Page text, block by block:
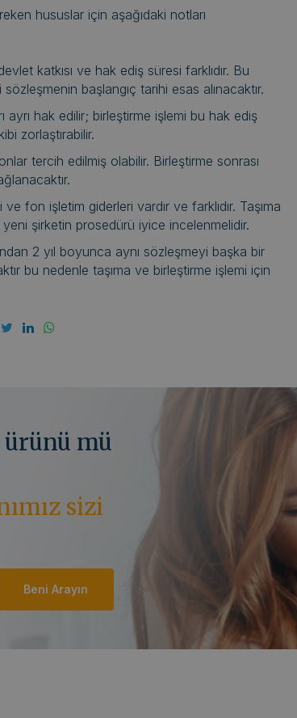
hususlar için aşağıdaki notları
katkısı ve hak ediş süresi farklıdır. Bu
başlangıç tarihi esas alınacaktır.
ayrı hak edilir; birleştirme işlemi bu hak ediş
zorlaştırabilir.
tercih edilmiş olabilir. Birleştirme sonrası
fon işletim giderleri vardır ve farklıdır. Taşıma
şirketin prosedürü iyice incelenmelidir.
2 yıl boyunca aynı sözleşmeyi başka bir
bu nedenle taşıma ve birleştirme işlemi için
mü
sizi